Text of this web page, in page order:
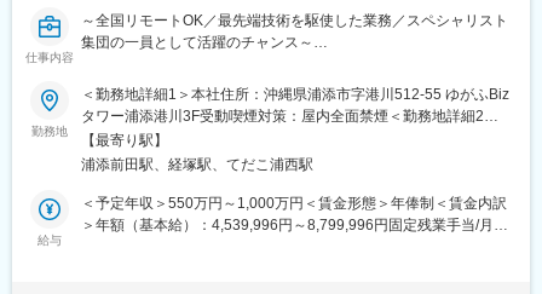
・プロダクトのデザインを牽引するデザイナーとして、ビジネス
チーム・PdM・エンジニアと連携しながらUIデザインを推進
・ビジネス要求を構造化し、UIデザインに落とし込む
理
・複数プロダクトに横断適用するエコシステムデザインシステム
の構築・管理・運用
◇今後の期待
導入支援
・デザインシステムを軸にした、プロダクト間UI品質の継続的な
仕事内容
～全国リモートOK／最先端技術を駆使した業務／スペシャリスト
集団の一員として活躍のチャンス～
■業務概要：
Web開発の要件定義・設計から構築・運用まで、幅広くご担当い
ただきます。プロジェクト毎に最適な技術選定・設計をご提案い
ただける方を歓迎いたします。近年は生成AI／LLMを組み込んだ
Webアプリ開発の比率が高まっています。
■業務詳細：
勤務地
＜勤務地詳細1＞本社住所：沖縄県浦添市字港川512-55 ゆがふBiz
タワー浦添港川3F受動喫煙対策：屋内全面禁煙＜勤務地詳細2＞
原則リモートワーク住所：東京都 受動喫煙対策：屋内全面禁煙変
更の範囲：会社の定める事業所（リモートワーク含む）
【最寄り駅】
浦添前田駅、経塚駅、てだこ浦西駅
給与
＜予定年収＞550万円～1,000万円＜賃金形態＞年俸制＜賃金内訳
＞年額（基本給）：4,539,996円～8,799,996円固定残業手当/月：